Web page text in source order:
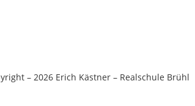
– 2026 Erich Kästner – Realschule Brühl